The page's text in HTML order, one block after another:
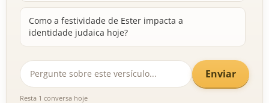
Como a festividade de Ester impacta a
identidade judaica hoje?
Enviar
Resta 1 conversa hoje